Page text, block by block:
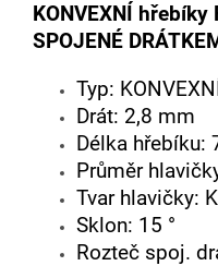
KONVEXNÍ hřebíky
SPOJENÉ
Typ: KONVEXNÍ
Drát: 2,8 mm
Délka hřebíku:
Průměr
Tvar hlavičky:
Sklon: 15 °
Rozteč spoj.